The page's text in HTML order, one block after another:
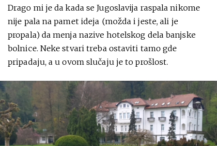
Drago mi je da kada se Jugoslavija raspala nikome
nije pala na pamet ideja (možda i jeste, ali je
propala) da menja nazive hotelskog dela banjske
bolnice. Neke stvari treba ostaviti tamo gde
pripadaju, a u ovom slučaju je to prošlost.